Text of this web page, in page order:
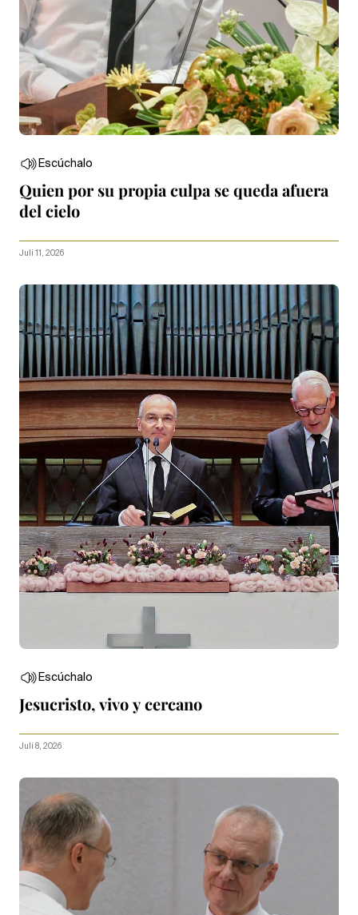
Escúchalo
Quien por su propia culpa se queda afuera
del cielo
Juli 11, 2026
Escúchalo
Jesucristo, vivo y cercano
Juli 8, 2026